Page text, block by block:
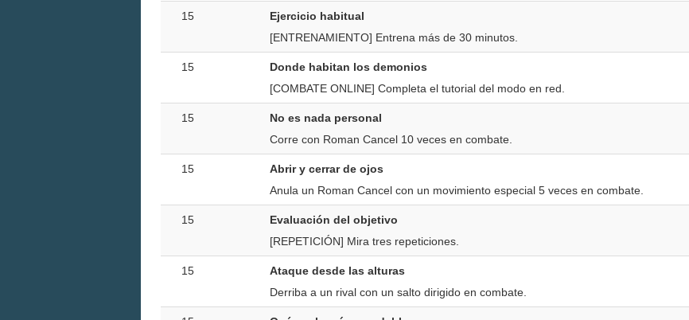
15
Ejercicio habitual
[ENTRENAMIENTO] Entrena más de 30 minutos.
15
Donde habitan los demonios
[COMBATE ONLINE] Completa el tutorial del modo en red.
15
No es nada personal
Corre con Roman Cancel 10 veces en combate.
15
Abrir y cerrar de ojos
Anula un Roman Cancel con un movimiento especial 5 veces en combate.
15
Evaluación del objetivo
[REPETICIÓN] Mira tres repeticiones.
15
Ataque desde las alturas
Derriba a un rival con un salto dirigido en combate.